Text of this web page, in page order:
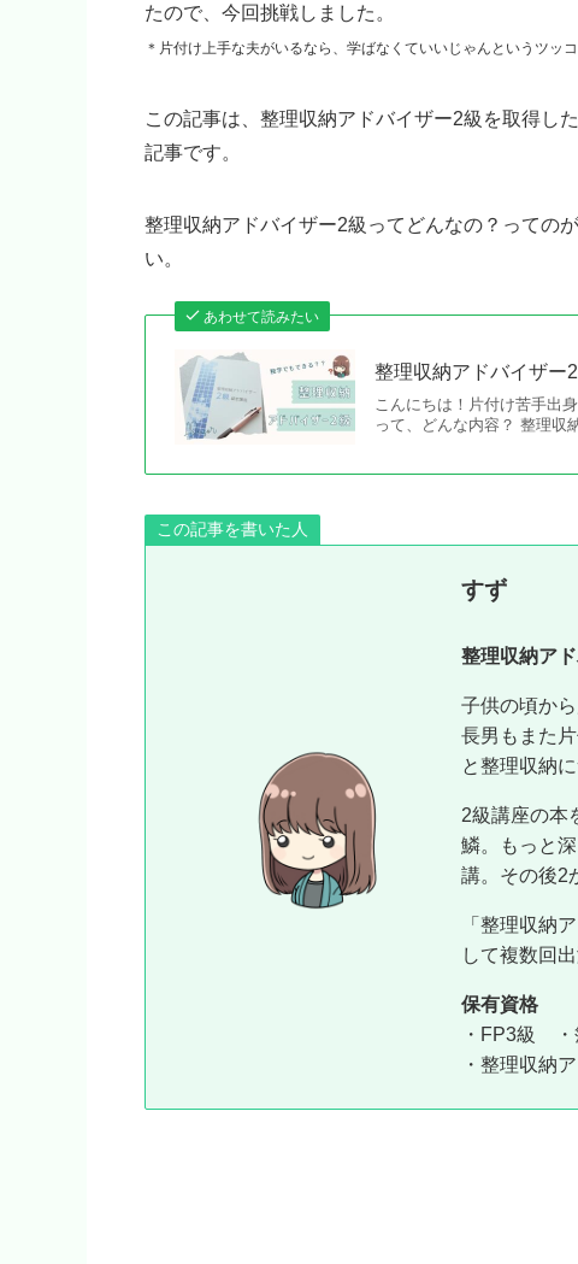
たので、今回挑戦しました。
＊片付け上手な夫がいるなら、学ばなくていいじゃんというツッ
この記事は、整理収納アドバイザー2級を取得し
記事です。
整理収納アドバイザー2級ってどんなの？っての
い。
あわせて読みたい
整理収納アドバイザー
こんにちは！片付け苦手出
って、どんな内容？ 整理収
この記事を書いた人
すず
整理収納ア
子供の頃から
長男もまた
と整理収納
2級講座の本
鱗。もっと
講。その後2
「整理収納
して複数回出
保有資格
・FP3級
・整理収納